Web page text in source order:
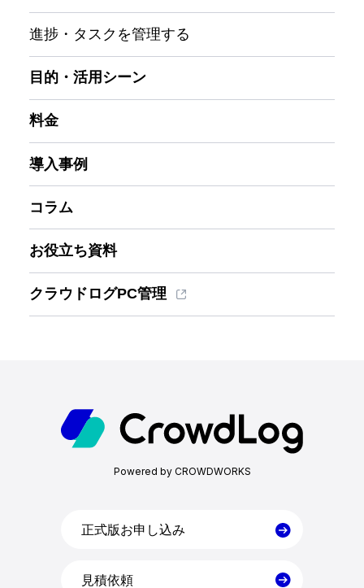
機能一覧
目的・活用シーン
料金
導入事例
進捗・タスクを管理する
目的・活用シーン
料金
導入事例
コラム
お役立ち資料
クラウドログPC管理
Powered by CROWDWORKS
正式版お申し込み
見積依頼